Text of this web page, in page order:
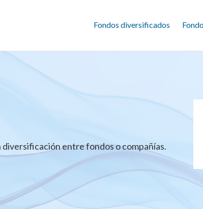
Fondos diversificados
entre fondos o compañías.